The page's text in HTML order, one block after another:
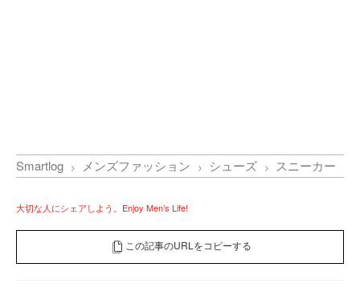
Smartlog メンズファッション シューズ スニーカー
大切な人にシェアしよう。Enjoy Men’s Life!
この記事のURLをコピーする